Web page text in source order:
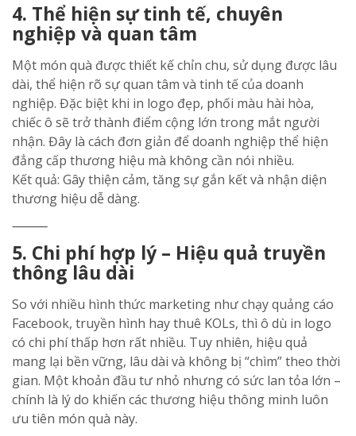
4. Thể hiện sự tinh tế, chuyên
nghiệp và quan tâm
Một món quà được thiết kế chỉn chu, sử dụng được lâu
dài, thể hiện rõ sự quan tâm và tinh tế của doanh
nghiệp. Đặc biệt khi in logo đẹp, phối màu hài hòa,
chiếc ô sẽ trở thành điểm cộng lớn trong mắt người
nhận. Đây là cách đơn giản để doanh nghiệp thể hiện
đẳng cấp thương hiệu mà không cần nói nhiều.
Kết quả: Gây thiện cảm, tăng sự gắn kết và nhận diện
thương hiệu dễ dàng.
⸻
5. Chi phí hợp lý – Hiệu quả truyền
thông lâu dài
So với nhiều hình thức marketing như chạy quảng cáo
Facebook, truyền hình hay thuê KOLs, thì ô dù in logo
có chi phí thấp hơn rất nhiều. Tuy nhiên, hiệu quả
mang lại bền vững, lâu dài và không bị “chìm” theo thời
gian. Một khoản đầu tư nhỏ nhưng có sức lan tỏa lớn –
chính là lý do khiến các thương hiệu thông minh luôn
ưu tiên món quà này.